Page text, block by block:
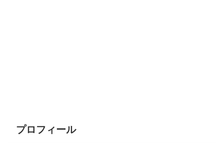
プロフィール